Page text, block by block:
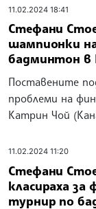
11.02.2024 18:41
Стефани
шампионки
бадминтон в
Поставените
проблеми на
Катрин Чой
11.02.2024 11:20
Стефани
класираха за
турнир по